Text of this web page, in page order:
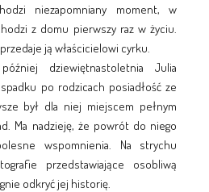
niezapomniany moment, w
z domu pierwszy raz w życiu.
ją właścicielowi cyrku.
dziewiętnastoletnia Julia
po rodzicach posiadłość ze
był dla niej miejscem pełnym
Ma nadzieję, że powrót do niego
wspomnienia. Na strychu
przedstawiające osobliwą
odkryć jej historię.